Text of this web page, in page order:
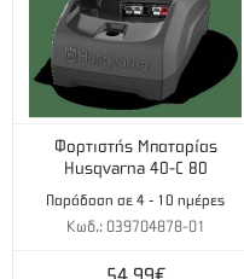
Φορτιστής Μπαταρίας
Husqvarna 40-C 80
Παράδοση σε 4 - 10 ημέρες
Κωδ.: 039704878-01